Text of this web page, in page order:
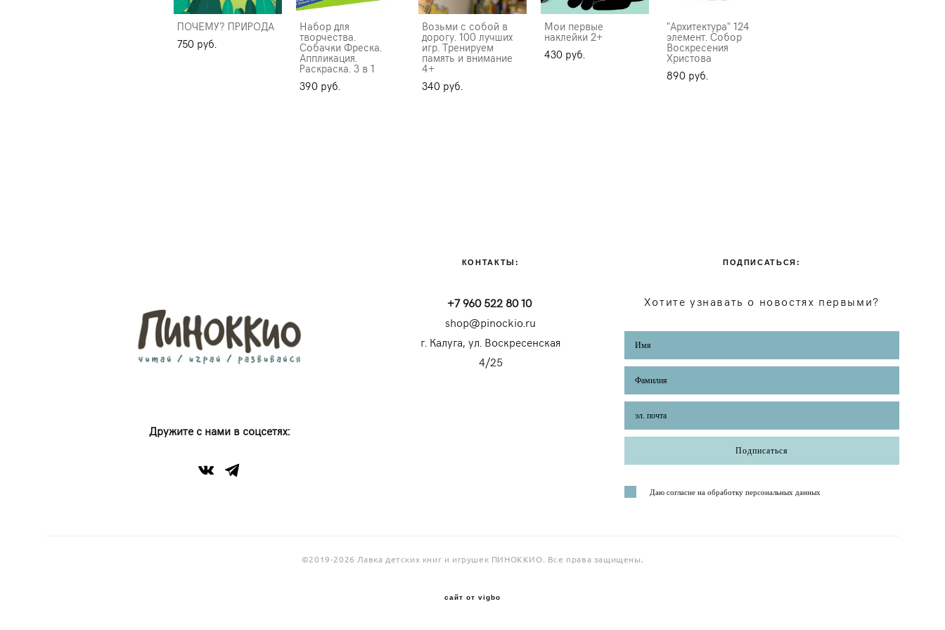
ПОЧЕМУ? ПРИРОДА
750 pуб.
Набор для
творчества.
Собачки Фреска.
Аппликация.
Раскраска. 3 в 1
390 pуб.
Возьми с собой в
дорогу. 100 лучших
игр. Тренируем
память и внимание
4+
340 pуб.
Мои первые
наклейки 2+
430 pуб.
"Архитектура" 124
элемент. Собор
Воскресения
Христова
890 pуб.
Дружите с нами в соцсетях:
КОНТАКТЫ:
+7 960 522 80 10
shop@pinockio.ru
г. Калуга, ул. Воскресенская
4/25
ПОДПИСАТЬСЯ:
Хотите узнавать о новостях первыми?
Подписаться
Даю согласие на обработку персональных данных
©2019-2026 Лавка детских книг и игрушек ПИНОККИО. Все права защищены.
сайт от vigbo